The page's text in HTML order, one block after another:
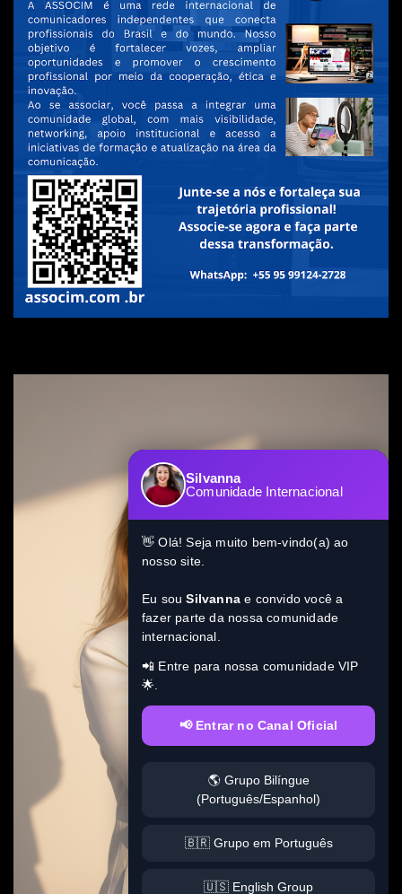
Silvanna
Comunidade Internacional
👋 Olá! Seja muito bem-vindo(a) ao
nosso site.
Eu souSilvanna e convido você a
fazer parte da nossa comunidade
internacional.
📲 Entre para nossa comunidade VIP
🌟.
📢 Entrar no Canal Oficial
🌎 Grupo Bilíngue
(Português/Espanhol)
🇧🇷 Grupo em Português
🇺🇸 English Group